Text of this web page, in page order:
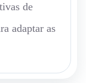
de
adaptar as